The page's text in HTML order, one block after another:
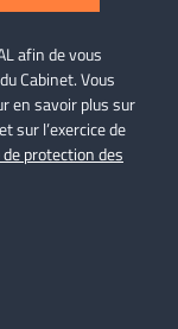
afin de vous
Cabinet. Vous
en savoir plus sur
sur l’exercice de
protection des